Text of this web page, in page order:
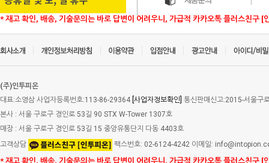
* 재고 확인, 배송, 기술문의는 바로 답변이 어려우니, 가급적 카카오톡 플러스친구 [
(주)인투피온
대표:소영삼 사업자등록번호:113-86-29364 [사업자정보확인] 통신판매신고:2015-서울구
본사 : 서울 구로구 경인로 53길 90 STX W-Tower 1307호
매장 : 서울 구로구 경인로 53길 15 중앙유통단지 다동 4403호
고객상담
팩스번호: 02-6124-4242 이메일:
* 재고 확인, 배송, 기술문의는 바로 답변이 어려우니, 가급적 카카오톡 플러스친구 [